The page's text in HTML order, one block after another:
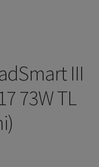
III
73W TL